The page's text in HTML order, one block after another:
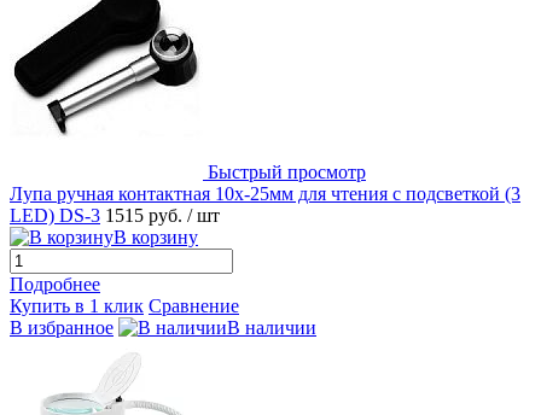
Быстрый просмотр
Лупа ручная контактная 10х-25мм для чтения с подсветкой (3
LED) DS-3 1515 руб. / шт
В корзину
Подробнее
Купить в 1 клик Сравнение
В избранное
В наличии